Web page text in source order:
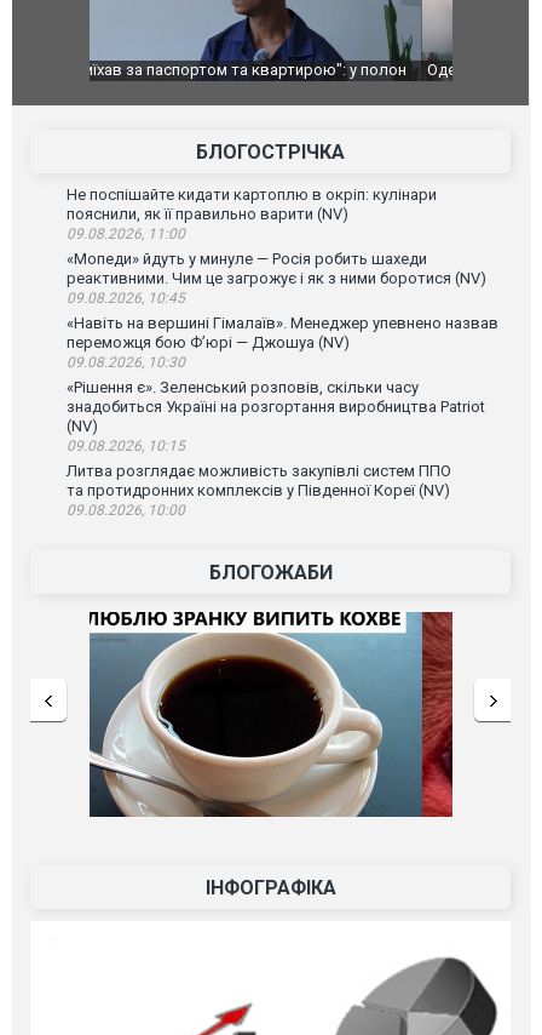
Одесу накрила потужна злива з градом та
Вже
БЛОГОСТРІЧКА
Не поспішайте кидати картоплю в окріп: кулінари
пояснили, як її правильно варити (NV)
09.08.2026, 11:00
«Мопеди» йдуть у минуле — Росія робить шахеди
реактивними. Чим це загрожує і як з ними боротися (NV)
09.08.2026, 10:45
«Навіть на вершині Гімалаїв». Менеджер упевнено назвав
переможця бою Ф’юрі — Джошуа (NV)
09.08.2026, 10:30
«Рішення є». Зеленський розповів, скільки часу
знадобиться Україні на розгортання виробництва Patriot
(NV)
09.08.2026, 10:15
Литва розглядає можливість закупівлі систем ППО
та протидронних комплексів у Південної Кореї (NV)
09.08.2026, 10:00
БЛОГОЖАБИ
ІНФОГРАФІКА